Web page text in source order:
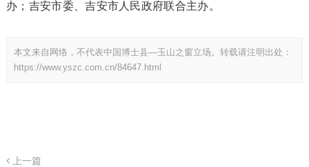
办；吉安市委、吉安市人民政府联合主办。
本文来自网络，不代表中国博士县—玉山之窗立场。转载请注明出处：
https://www.yszc.com.cn/84647.html
上一篇